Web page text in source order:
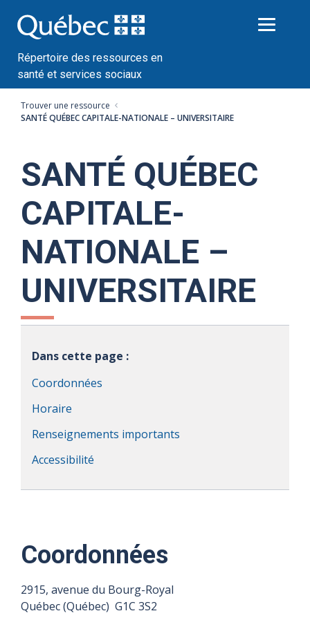
au
contenu
Répertoire des ressources en
santé et services sociaux
Trouver une ressource
SANTÉ QUÉBEC CAPITALE-NATIONALE – UNIVERSITAIRE
SANTÉ QUÉBEC
CAPITALE-
NATIONALE –
UNIVERSITAIRE
Dans cette page :
Coordonnées
Horaire
Renseignements importants
Accessibilité
Coordonnées
2915, avenue du Bourg-Royal
Québec (Québec) G1C 3S2